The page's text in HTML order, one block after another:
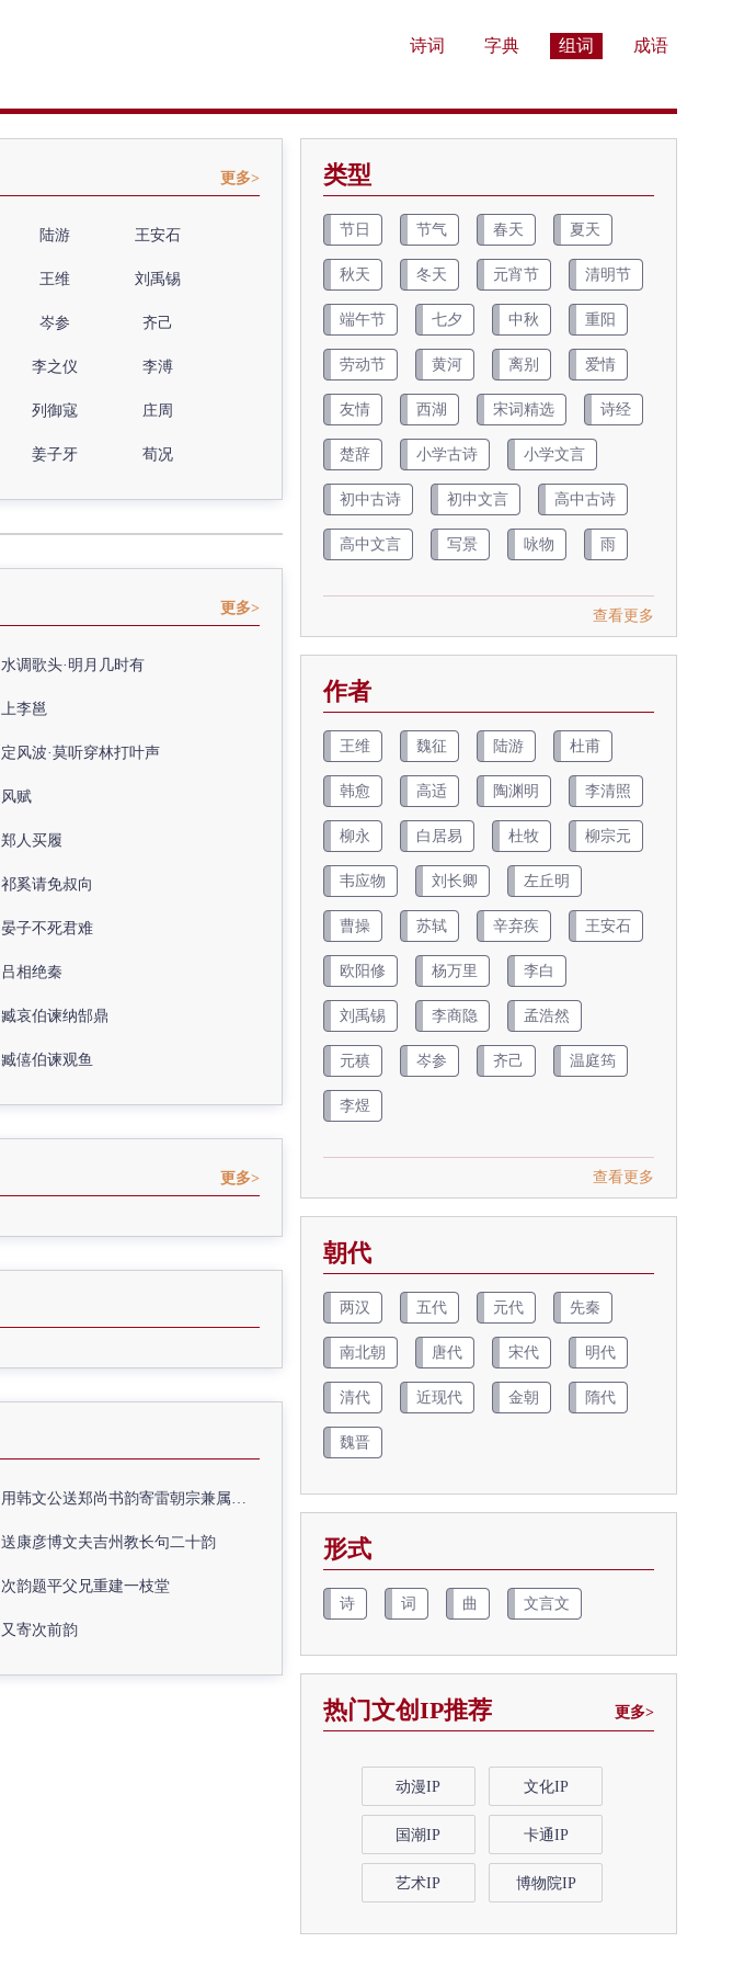
诗词 字典 组词 成语
更多>
陆游 王安石
王维 刘禹锡
岑参 齐己
李之仪 李溥
列御寇 庄周
姜子牙 荀况
更多>
水调歌头·明月几时有
上李邕
定风波·莫听穿林打叶声
风赋
郑人买履
祁奚请免叔向
晏子不死君难
吕相绝秦
臧哀伯谏纳郜鼎
臧僖伯谏观鱼
更多>
用韩文公送郑尚书韵寄雷朝宗兼属欧阳全真
送康彦博文夫吉州教长句二十韵
次韵题平父兄重建一枝堂
又寄次前韵
类型
节日 节气 春天 夏天
秋天 冬天 元宵节 清明节
端午节 七夕 中秋 重阳
劳动节 黄河 离别 爱情
友情 西湖 宋词精选 诗经
楚辞 小学古诗 小学文言
初中古诗 初中文言 高中古诗
高中文言 写景 咏物 雨
查看更多
作者
王维 魏征 陆游 杜甫
韩愈 高适 陶渊明 李清照
柳永 白居易 杜牧 柳宗元
韦应物 刘长卿 左丘明
曹操 苏轼 辛弃疾 王安石
欧阳修 杨万里 李白
刘禹锡 李商隐 孟浩然
元稹 岑参 齐己 温庭筠
李煜
查看更多
朝代
两汉 五代 元代 先秦
南北朝 唐代 宋代 明代
清代 近现代 金朝 隋代
魏晋
形式
诗 词 曲 文言文
热门文创IP推荐 更多>
动漫IP 文化IP
国潮IP 卡通IP
艺术IP 博物院IP